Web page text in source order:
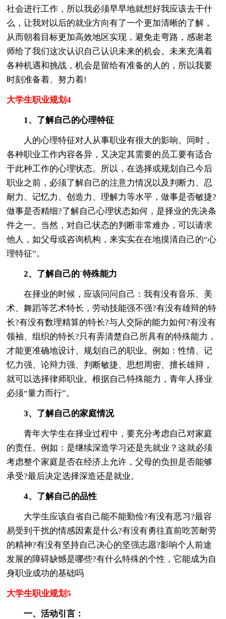
社会进行工作，所以我必须早早地就想好我应该去干什
么，让我对以后的就业方向有了一个更加清晰的了解，
从而朝着目标更加高效地区实现，避免走弯路，感谢老
师给了我们这次认识自己认识未来的机会。未来充满着
各种机遇和挑战，机会是留给有准备的人的，所以我要
时刻准备着、努力着!
大学生职业规划4
1、了解自己的心理特征
人的心理特征对人从事职业有很大的影响。同时，
各种职业工作内容各异，又决定其需要的员工要有适合
于此种工作的心理状态。所以，在选择或规划自己今后
职业之前，必须了解自己的注意力情况以及判断力、忍
耐力、记忆力、创造力、理解力等水平，做事是否敏捷?
做事是否精细?了解自己心理状态如何，是择业的先决条
件之一。当然，对自己状态的判断非常难办，可以请求
他人，如父母或咨询机构，来实实在在地摸清自己的“心
理特征”。
2、了解自己的`特殊能力
在择业的时候，应该问问自己：我有没有音乐、美
术、舞蹈等艺术特长，劳动技能强不强?有没有雄辩的特
长?有没有数理精算的特长?与人交际的能力如何?有没有
领袖、组织的特长?只有弄清楚自己所具有的特殊能力，
才能更准确地设计、规划自己的职业。例如：性情、记
忆力强、论辩力强、判断敏捷、思想周密、擅长雄辩，
就可以选择律师职业。根据自己特殊能力，青年人择业
必须“量力而行”。
3、了解自己的家庭情况
青年大学生在择业过程中，要充分考虑自己对家庭
的责任。例如：是继续深造学习还是先就业？这就必须
考虑整个家庭是否在经济上允许，父母的负担是否能够
承受?最后决定选择深造还是就业。
4、了解自己的品性
大学生应该自省自己能不能勤俭?有没有恶习?最容
易受到干扰的情感因素是什么?有没有勇往直前吃苦耐劳
的精神?有没有坚持自己决心的坚强志愿?影响个人前途
发展的障碍缺憾是哪些?有什么特殊的个性，它能成为自
身职业成功的基础吗
大学生职业规划5
一、活动引言：